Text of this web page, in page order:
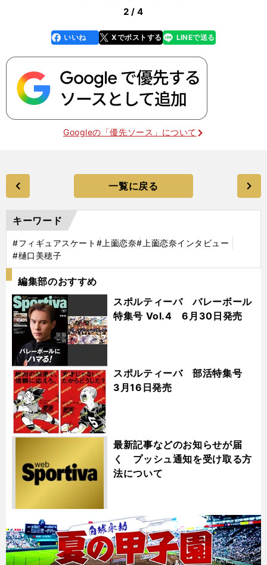
2 / 4
faceboo
k
いいね Xでポストする
line LINEで送る
Googleの「優先ソース」について
一覧に戻る
キーワード
#フィギュアスケート #上薗恋奈#上薗恋奈インタビュー
#樋口美穂子
編集部のおすすめ
スポルティーバ バレーボール
特集号 Vol.4 6月30日発売
スポルティーバ 部活特集号
3月16日発売
最新記事などのお知らせが届
く プッシュ通知を受け取る方
法について